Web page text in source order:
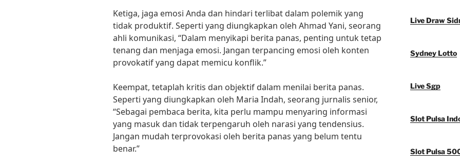
Ketiga, jaga emosi Anda dan hindari terlibat dalam polemik yang
tidak produktif. Seperti yang diungkapkan oleh Ahmad Yani, seorang
ahli komunikasi, “Dalam menyikapi berita panas, penting untuk tetap
tenang dan menjaga emosi. Jangan terpancing emosi oleh konten
provokatif yang dapat memicu konflik.”
Keempat, tetaplah kritis dan objektif dalam menilai berita panas.
Seperti yang diungkapkan oleh Maria Indah, seorang jurnalis senior,
“Sebagai pembaca berita, kita perlu mampu menyaring informasi
yang masuk dan tidak terpengaruh oleh narasi yang tendensius.
Jangan mudah terprovokasi oleh berita panas yang belum tentu
benar.”
Live Draw
Sydney Lotto
Live Sgp
Slot Pulsa
Slot Pulsa